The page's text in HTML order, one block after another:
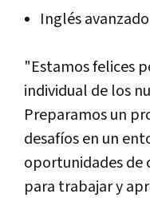
Inglés avanzado
"Estamos felices
individual de los
Preparamos un
desafíos en un
oportunidades de
para trabajar y